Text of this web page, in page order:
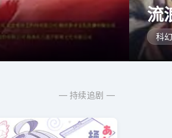
流
科
— 持续追剧 —